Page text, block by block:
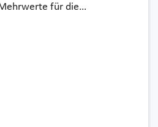
für die…